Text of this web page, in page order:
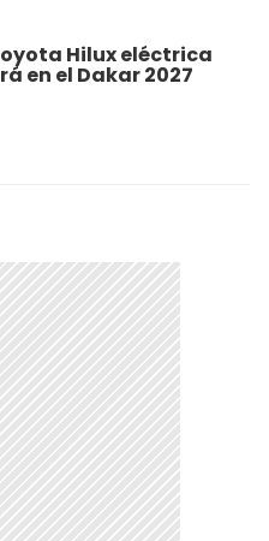
Hilux eléctrica
en el Dakar 2027